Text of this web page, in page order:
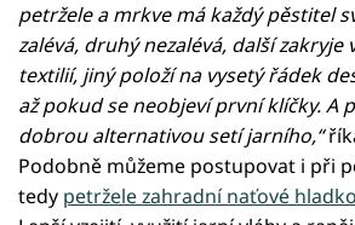
petržele a mrkve má každý pěstitel
zalévá, druhý nezalévá, další zakryje
textilií, jiný položí na vysetý řádek
až pokud se neobjeví první klíčky. A
dobrou alternativou setí jarního,“
Podobně můžeme postupovat i při
tedy petržele zahradní naťové